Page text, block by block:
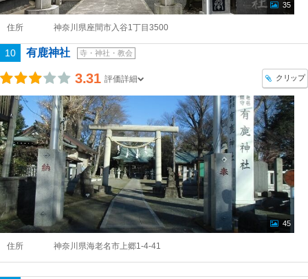
35
住所 神奈川県座間市入谷1丁目3500
10 有鹿神社 寺・神社・教会
3.31 評価詳細 クリップ
45
住所 神奈川県海老名市上郷1-4-41